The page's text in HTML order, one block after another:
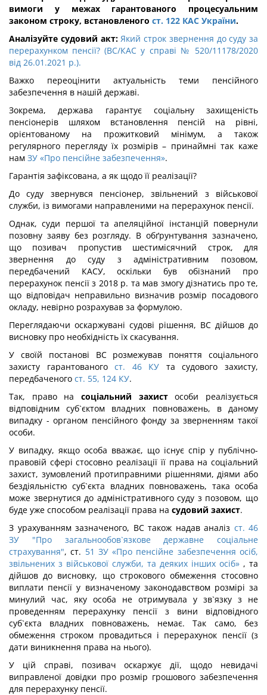
вимоги у межах гарантованого процесуальним
законом строку, встановленого ст. 122 КАС України.
Аналізуйте судовий акт:Який строк звернення до суду за
перерахунком пенсії? (ВС/КАС у справі № 520/11178/2020
від 26.01.2021 р.).
Важко переоцінити актуальність теми пенсійного
забезпечення в нашій державі.
Зокрема, держава гарантує соціальну захищеність
пенсіонерів шляхом встановлення пенсій на рівні,
орієнтованому на прожитковий мінімум, а також
регулярного перегляду їх розмірів – принаймні так каже
нам ЗУ «Про пенсійне забезпечення».
Гарантія зафіксована, а як щодо її реалізації?
До суду звернувся пенсіонер, звільнений з військової
служби, із вимогами направленими на перерахунок пенсії.
Однак, суди першої та апеляційної інстанцій повернули
позовну заяву без розгляду. В обґрунтування зазначено,
що позивач пропустив шестимісячний строк, для
звернення до суду з адміністративним позовом,
передбачений КАСУ, оскільки був обізнаний про
перерахунок пенсії з 2018 р. та мав змогу дізнатись про те,
що відповідач неправильно визначив розмір посадового
окладу, невірно розрахував за формулою.
Переглядаючи оскаржувані судові рішення, ВС дійшов до
висновку про необхідність їх скасування.
У своїй постанові ВС розмежував поняття соціального
захисту гарантованогост. 46 КУ та судового захисту,
передбаченого ст. 55, 124 КУ.
Так, право на соціальний захистособи реалізується
відповідним суб`єктом владних повноважень, в даному
випадку - органом пенсійного фонду за зверненням такої
особи.
У випадку, якщо особа вважає, що існує спір у публічно-
правовій сфері стосовно реалізації її права на соціальний
захист, зумовлений протиправними рішеннями, діями або
бездіяльністю суб`єкта владних повноважень, така особа
може звернутися до адміністративного суду з позовом, що
буде уже способом реалізації права на судовий захист.
З урахуванням зазначеного, ВС також надав аналіз ст. 46
ЗУ "Про загальнообов`язкове державне соціальне
страхування", ст. 51 ЗУ «Про пенсійне забезпечення осіб,
звільнених з військової служби, та деяких інших осіб» , та
дійшов до висновку, що строкового обмеження стосовно
виплати пенсії у визначеному законодавством розмірі за
минулий час, яку особа не отримувала у зв`язку з не
проведенням перерахунку пенсії з вини відповідного
суб`єкта владних повноважень, немає. Так само, без
обмеження строком провадиться і перерахунок пенсії (з
дати виникнення права на нього).
У цій справі, позивач оскаржує дії, щодо невидачі
виправленої довідки про розмір грошового забезпечення
для перерахунку пенсії.